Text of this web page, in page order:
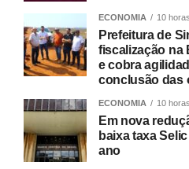
ECONOMIA 10
Prefeitura de
fiscalização na
e cobra
conclusão das
ECONOMIA 10
Em nova
baixa taxa
ano